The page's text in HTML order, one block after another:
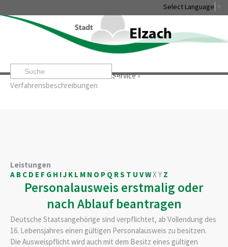
Select Language
Startseite» »Service»
Verfahrensbeschreibungen
Leben & Erleben Rathaus & Service
Leistungen
A B C D E F G H IJ K L M N O P Q RS T U VWXY Z
Personalausweis erstmalig oder
nach Ablauf beantragen
Deutsche Staatsangehörige sind verpflichtet, ab Vollendung des
16. Lebensjahres einen gültigen Personalausweis zu besitzen.
Die Ausweispflicht wird auch mit dem Besitz eines gültigen